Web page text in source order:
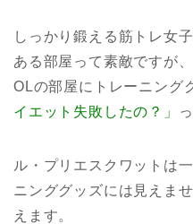
しっかり鍛える筋トレ女
ある部屋って素敵ですが
OLの部屋にトレーニング
イエット失敗したの？」
ル・プリエスクワットは
ニンググッズには見えま
えます。